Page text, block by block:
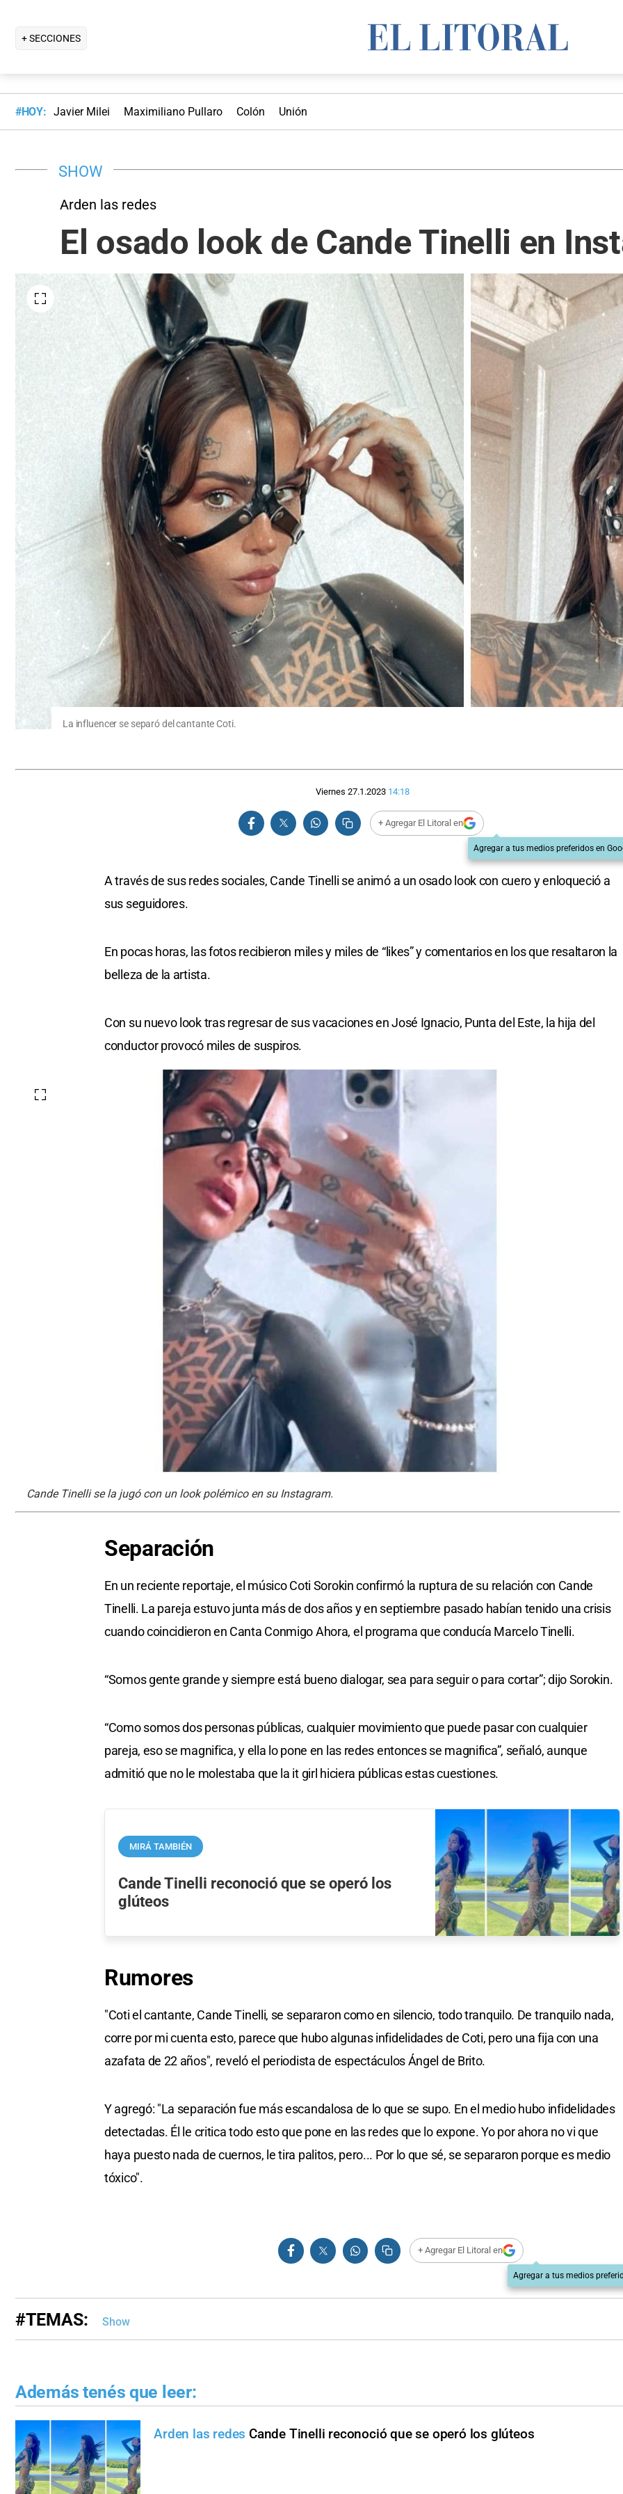
+ SECCIONES
#HOY: Javier Milei Maximiliano Pullaro Colón Unión
SHOW
Arden las redes
El osado look de Cande Tinelli en
La influencer se separó del cantante Coti.
Viernes 27.1.2023 14:18
+ Agregar El Litoral en
Agregar a tus medios preferidos en
A través de sus redes sociales, Cande Tinelli se animó a un osado look con cuero y enloqueció a
sus seguidores.
En pocas horas, las fotos recibieron miles y miles de “likes” y comentarios en los que resaltaron la
belleza de la artista.
Con su nuevo look tras regresar de sus vacaciones en José Ignacio, Punta del Este, la hija del
conductor provocó miles de suspiros.
Cande Tinelli se la jugó con un look polémico en su Instagram.
Separación
En un reciente reportaje, el músico Coti Sorokin confirmó la ruptura de su relación con Cande
Tinelli. La pareja estuvo junta más de dos años y en septiembre pasado habían tenido una crisis
cuando coincidieron en Canta Conmigo Ahora, el programa que conducía Marcelo Tinelli.
“Somos gente grande y siempre está bueno dialogar, sea para seguir o para cortar”; dijo Sorokin.
“Como somos dos personas públicas, cualquier movimiento que puede pasar con cualquier
pareja, eso se magnifica, y ella lo pone en las redes entonces se magnifica”, señaló, aunque
admitió que no le molestaba que la it girl hiciera públicas estas cuestiones.
MIRÁ TAMBIÉN
Cande Tinelli reconoció que se operó los
glúteos
Rumores
"Coti el cantante, Cande Tinelli, se separaron como en silencio, todo tranquilo. De tranquilo nada,
corre por mi cuenta esto, parece que hubo algunas infidelidades de Coti, pero una fija con una
azafata de 22 años", reveló el periodista de espectáculos Ángel de Brito.
Y agregó: "La separación fue más escandalosa de lo que se supo. En el medio hubo infidelidades
detectadas. Él le critica todo esto que pone en las redes que lo expone. Yo por ahora no vi que
haya puesto nada de cuernos, le tira palitos, pero... Por lo que sé, se separaron porque es medio
tóxico".
+ Agregar El Litoral en
Agregar a tus medios
#TEMAS: Show
Además tenés que leer:
Arden las redes Cande Tinelli reconoció que se operó los glúteos